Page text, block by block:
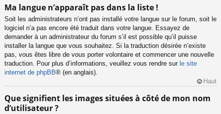
Ma langue n’apparaît pas dans la liste !
Soit les administrateurs n’ont pas installé votre langue sur le forum, soit le
logiciel n’a pas encore été traduit dans votre langue. Essayez de
demander à un administrateur du forum s’il est possible qu’il puisse
installer la langue que vous souhaitez. Si la traduction désirée n’existe
pas, vous êtes libre de vous porter volontaire et commencer une nouvelle
traduction. Pour plus d’informations, veuillez vous rendre sur le site
internet de phpBB® (en anglais).
Haut
Que signifient les images situées à côté de mon nom
d’utilisateur ?